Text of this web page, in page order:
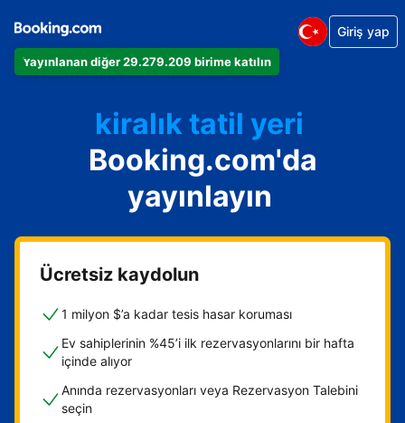
Yayınlanan diğer 29.279.209 birime katılın
Giriş yap
Dairenizi
Otelinizi
kiralık tatil yeri
Konukevinizi
Oda ve kahvaltı tesisinizi
Booking.com'da
yayınlayın
Ücretsiz kaydolun
1 milyon $’a kadar tesis hasar koruması
Ev sahiplerinin %45’i ilk rezervasyonlarını bir hafta
içinde alıyor
Anında rezervasyonları veya Rezervasyon Talebini
seçin